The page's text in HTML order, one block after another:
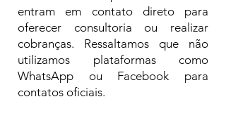
entram em contato direto para
oferecer consultoria ou realizar
cobranças. Ressaltamos que não
utilizamos plataformas como
WhatsApp ou Facebook para
contatos oficiais.